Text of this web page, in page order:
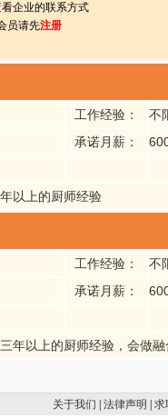
企业的联系方式
员请先注册
工作经验： 不
承诺月薪：
以上的厨师经验
工作经验： 不
承诺月薪：
年以上的厨师经验，会做
关于我们 法律声明 求